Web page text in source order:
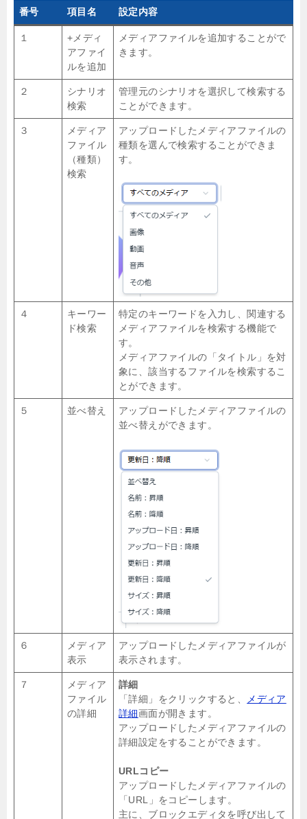
番号 項目名 設定内容
１
+メディ
アファイ
ルを追加
メディアファイルを追加することがで
きます。
２
シナリオ
検索
管理元のシナリオを選択して検索する
ことができます。
３
メディア
ファイル
（種類）
検索
アップロードしたメディアファイルの
種類を選んで検索することができま
す。
４
キーワー
ド検索
特定のキーワードを入力し、関連する
メディアファイルを検索する機能で
す。
メディアファイルの「タイトル」を対
象に、該当するファイルを検索するこ
とができます。
５ 並べ替え
アップロードしたメディアファイルの
並べ替えができます。
６
メディア
表示
アップロードしたメディアファイルが
表示されます。
７
メディア
ファイル
の詳細
詳細
「詳細」をクリックすると、
メディア
詳細画面が開きます。
アップロードしたメディアファイルの
詳細設定をすることができます。
URLコピー
アップロードしたメディアファイルの
「URL」をコピーします。
主に、ブロックエディタを呼び出して